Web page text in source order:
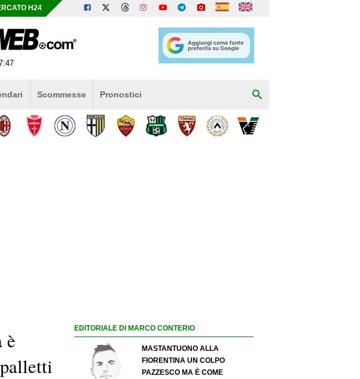
H24
Scommesse Pronostici
è
EDITORIALE DI MARCO CONTERIO
MASTANTUONO ALLA
FIORENTINA UN COLPO
PAZZESCO MA È COME